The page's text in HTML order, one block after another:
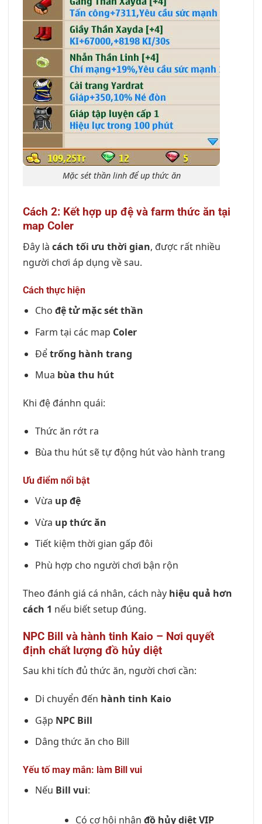
Mặc sét thần linh để up thức ăn
Cách 2: Kết hợp up đệ và farm thức ăn tại
map Coler
Đây là cách tối ưu thời gian, được rất nhiều
người chơi áp dụng về sau.
Cách thực hiện
Cho đệ tử mặc sét thần
Farm tại các map Coler
Đểtrống hành trang
Mua bùa thu hút
Khi đệ đánhn quái:
Thức ăn rớt ra
Bùa thu hút sẽ tự động hút vào hành trang
Ưu điểm nổi bật
Vừa up đệ
Vừa up thức ăn
Tiết kiệm thời gian gấp đôi
Phù hợp cho người chơi bận rộn
Theo đánh giá cá nhân, cách này hiệu quả hơn
cách 1 nếu biết setup đúng.
NPC Bill và hành tinh Kaio – Nơi quyết
định chất lượng đồ hủy diệt
Sau khi tích đủ thức ăn, người chơi cần:
Di chuyển đến hành tinh Kaio
Gặp NPC Bill
Dâng thức ăn cho Bill
Yếu tố may mắn: làm Bill vui
Nếu Bill vui:
Có cơ hội nhận đồ hủy diệt VIP